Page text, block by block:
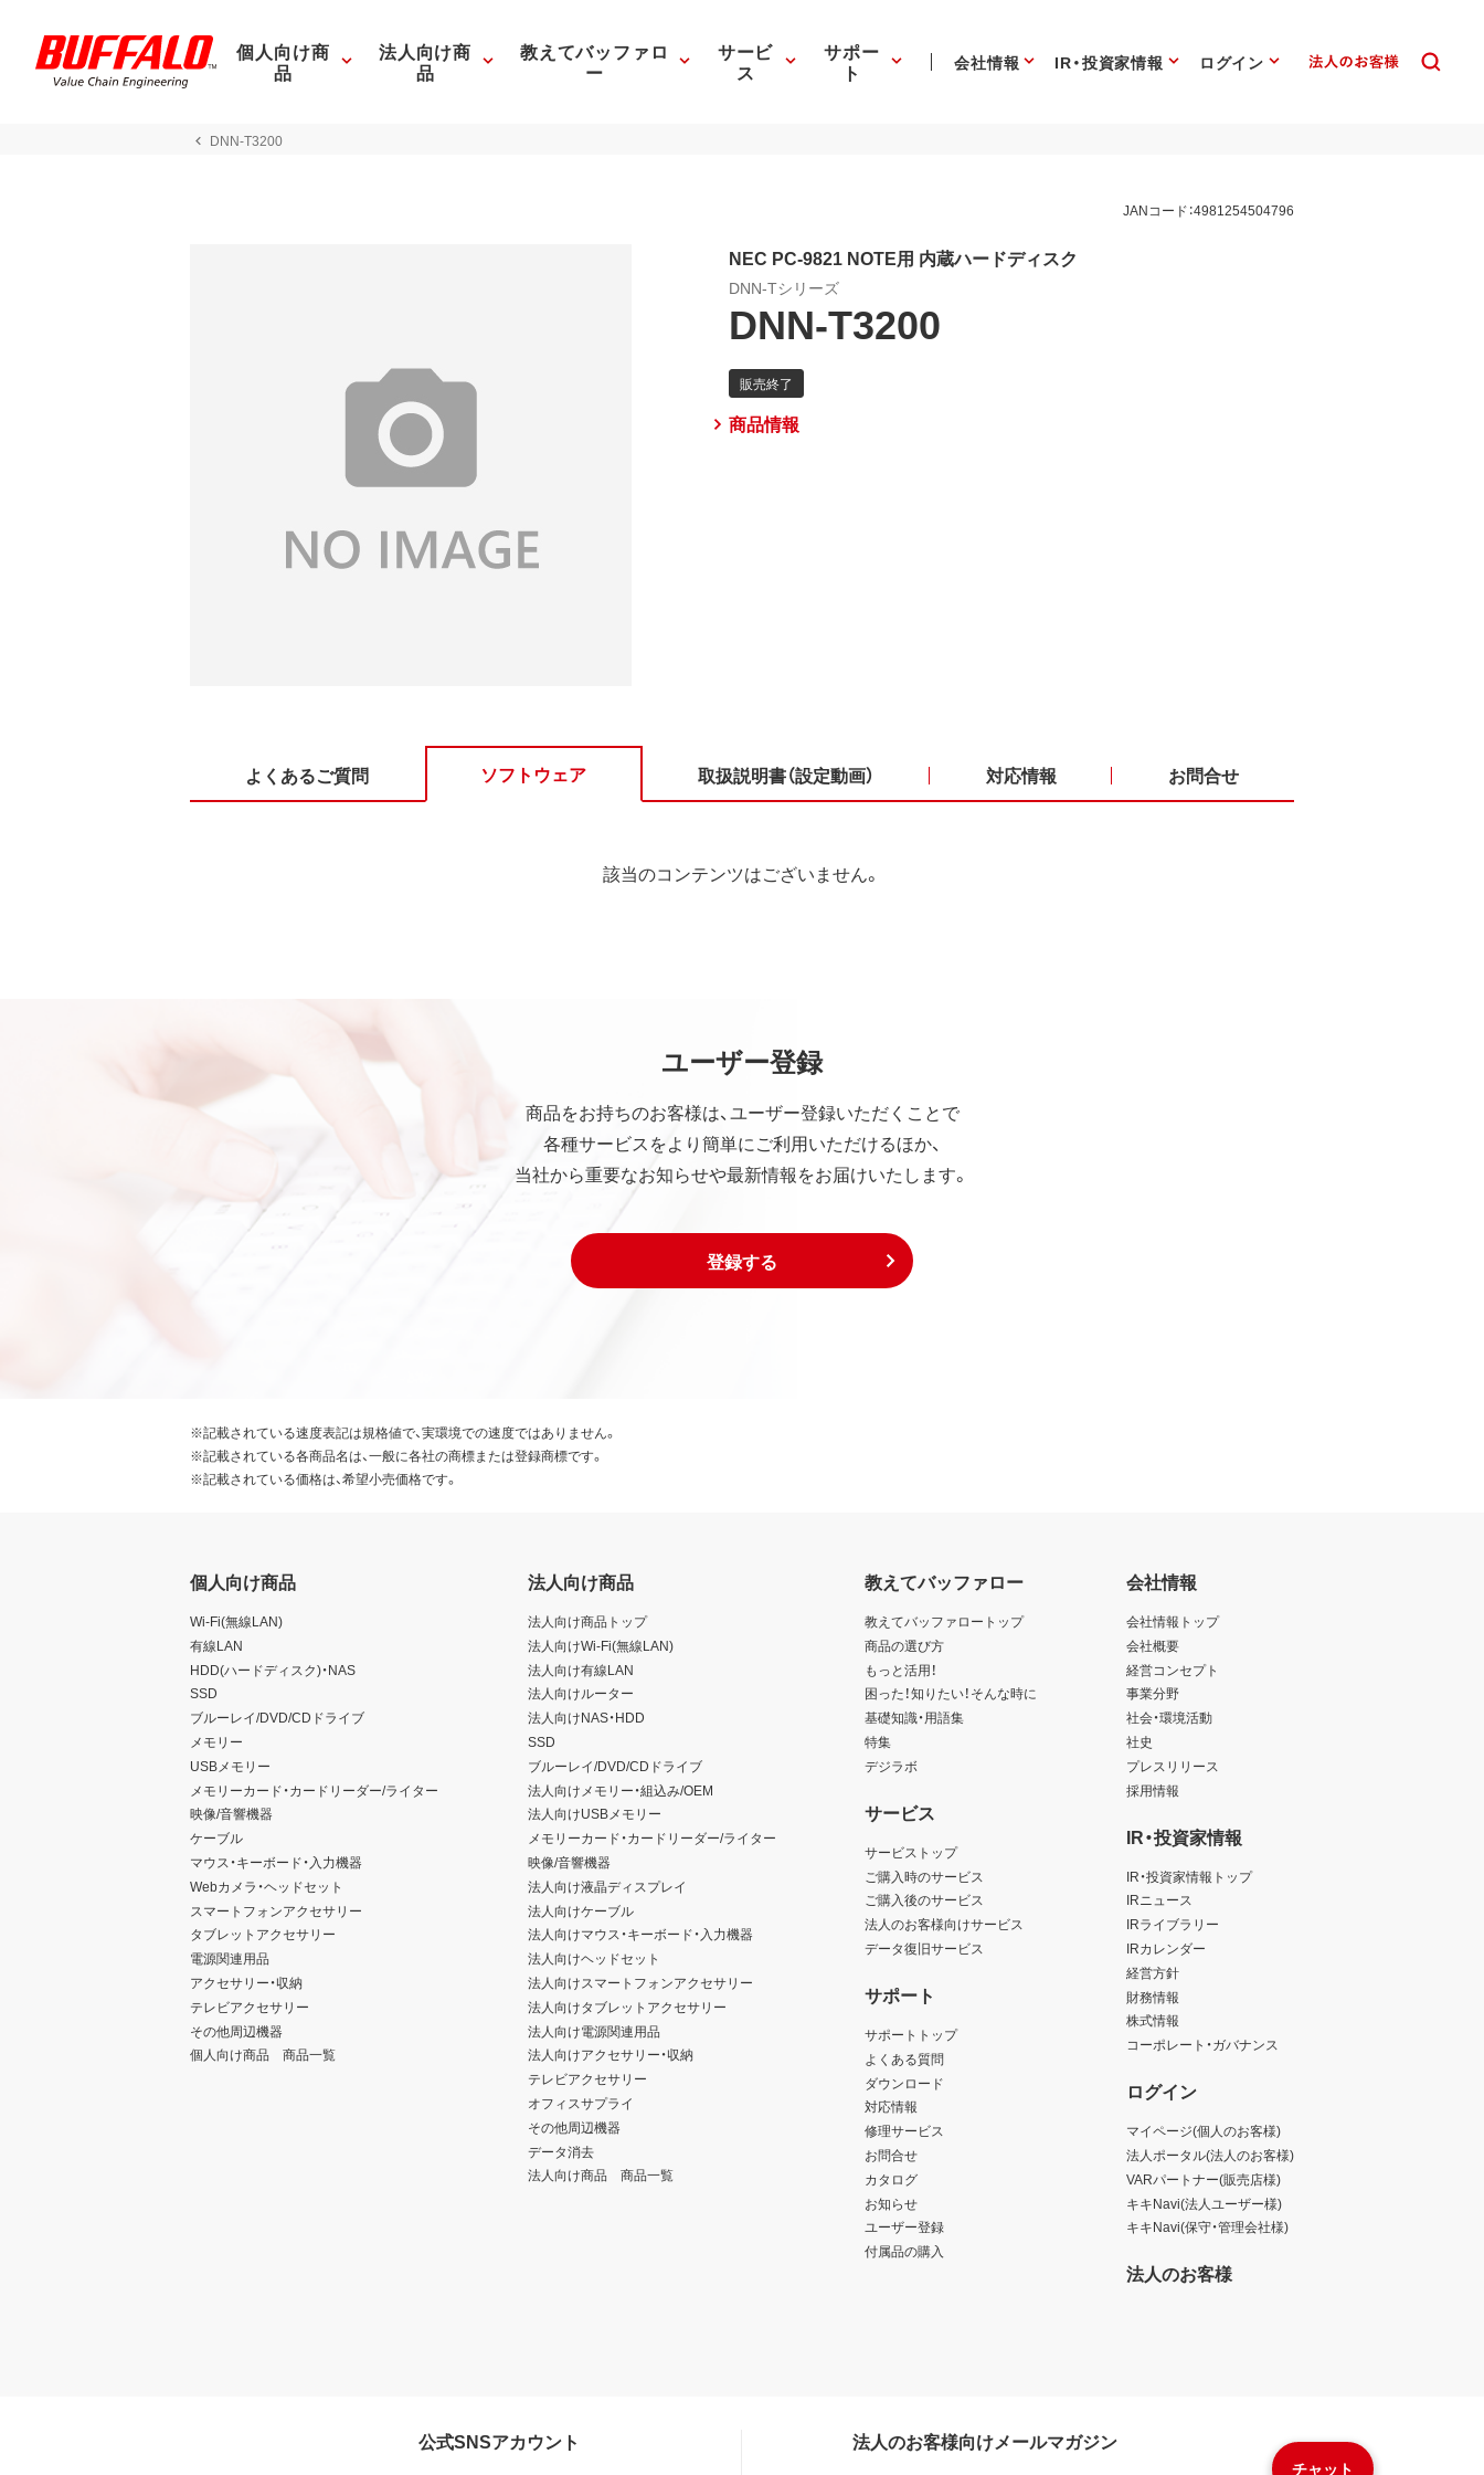
個人向け商
品
法人向け商
品
教えてバッファロ
ー
サービ
ス
サポー
ト 会社情報 IR・投資家情報 ログイン
DNN-T3200
JANコード：4981254504796
NEC PC-9821 NOTE用 内蔵ハードディスク
DNN-Tシリーズ
DNN-T3200
商品情報
よくあるご質問 ソフトウェア 取扱説明書（設定動画） 対応情報 お問合せ
該当のコンテンツはございません。
ユーザー登録
商品をお持ちのお客様は、ユーザー登録いただくことで
各種サービスをより簡単にご利用いただけるほか、
当社から重要なお知らせや最新情報をお届けいたします。
登録する
チャット
※記載されている速度表記は規格値で、実環境での速度ではありません。
※記載されている各商品名は、一般に各社の商標または登録商標です。
※記載されている価格は、希望小売価格です。
個人向け商品
Wi-Fi(無線LAN)
有線LAN
HDD(ハードディスク)・NAS
SSD
ブルーレイ/DVD/CDドライブ
メモリー
USBメモリー
メモリーカード・カードリーダー/ライター
映像/音響機器
ケーブル
マウス・キーボード・入力機器
Webカメラ・ヘッドセット
スマートフォンアクセサリー
タブレットアクセサリー
電源関連用品
アクセサリー・収納
テレビアクセサリー
その他周辺機器
個人向け商品 商品一覧
法人向け商品
法人向け商品トップ
法人向けWi-Fi(無線LAN)
法人向け有線LAN
法人向けルーター
法人向けNAS・HDD
SSD
ブルーレイ/DVD/CDドライブ
法人向けメモリー・組込み/OEM
法人向けUSBメモリー
メモリーカード・カードリーダー/ライター
映像/音響機器
法人向け液晶ディスプレイ
法人向けケーブル
法人向けマウス・キーボード・入力機器
法人向けヘッドセット
法人向けスマートフォンアクセサリー
法人向けタブレットアクセサリー
法人向け電源関連用品
法人向けアクセサリー・収納
テレビアクセサリー
オフィスサプライ
その他周辺機器
データ消去
法人向け商品 商品一覧
教えてバッファロー
教えてバッファロートップ
商品の選び方
もっと活用！
困った！知りたい！そんな時に
基礎知識・用語集
特集
デジラボ
サービス
サービストップ
ご購入時のサービス
ご購入後のサービス
法人のお客様向けサービス
データ復旧サービス
サポート
サポートトップ
よくある質問
ダウンロード
対応情報
修理サービス
お問合せ
カタログ
お知らせ
ユーザー登録
付属品の購入
会社情報
会社情報トップ
会社概要
経営コンセプト
事業分野
社会・環境活動
社史
プレスリリース
採用情報
IR・投資家情報
IR・投資家情報トップ
IRニュース
IRライブラリー
IRカレンダー
経営方針
財務情報
株式情報
コーポレート・ガバナンス
ログイン
マイページ(個人のお客様)
法人ポータル(法人のお客様)
VARパートナー(販売店様)
キキNavi(法人ユーザー様)
キキNavi(保守・管理会社様)
法人のお客様
公式SNSアカウント 法人のお客様向けメールマガジン